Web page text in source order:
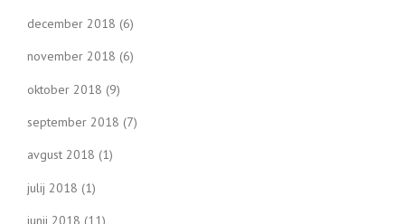
december 2018 (6)
november 2018 (6)
oktober 2018 (9)
september 2018 (7)
avgust 2018 (1)
julij 2018 (1)
junij 2018 (11)